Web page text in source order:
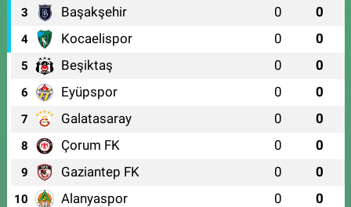
3 Başakşehir 0 0
4 Kocaelispor 0 0
5 Beşiktaş 0 0
6 Eyüpspor 0 0
7 Galatasaray 0 0
8 Çorum FK 0 0
9 Gaziantep FK 0 0
10 Alanyaspor 0 0